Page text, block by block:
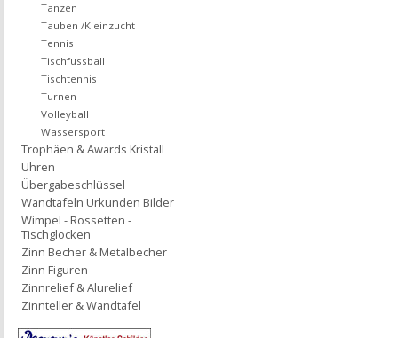
Tanzen
Tauben /Kleinzucht
Tennis
Tischfussball
Tischtennis
Turnen
Volleyball
Wassersport
Trophäen & Awards Kristall
Uhren
Übergabeschlüssel
Wandtafeln Urkunden Bilder
Wimpel - Rossetten -
Tischglocken
Zinn Becher & Metalbecher
Zinn Figuren
Zinnrelief & Alurelief
Zinnteller & Wandtafel